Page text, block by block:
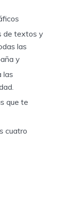
de textos y
las
y
las
que te
cuatro